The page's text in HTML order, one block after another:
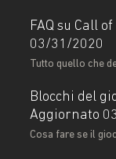
FAQ su Call
03/31/2020
Tutto quello che
Blocchi del
Aggiornato
Cosa fare se il